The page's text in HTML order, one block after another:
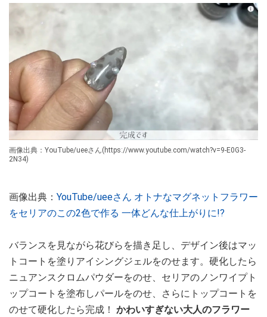
画像出典：YouTube/ueeさん(https://www.youtube.com/watch?v=9-E0G3-
2N34)
画像出典： YouTube/ueeさん オトナなマグネットフラワー
をセリアのこの2色で作る 一体どんな仕上がりに!?
バランスを見ながら花びらを描き足し、デザイン後はマッ
トコートを塗りアイシングジェルをのせます。硬化したら
ニュアンスクロムパウダーをのせ、セリアのノンワイプト
ップコートを塗布しパールをのせ、さらにトップコートを
のせて硬化したら完成！ かわいすぎない大人のフラワー